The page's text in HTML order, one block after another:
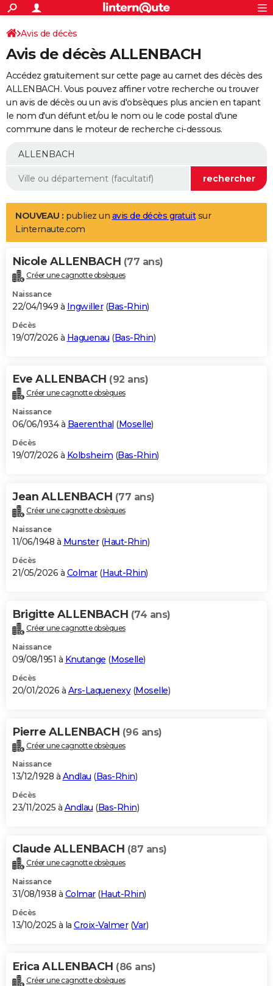
ACTUALITÉS
Politique
Société
Faits Divers
Education
Monde
Villes
+
SPORT
Coupe du monde 2026
Football
Tennis
Cyclisme
Rugby
Forum
Programme TV
TNT
Streaming
Cinéma
Sorties cinéma
Musique
+
FINANCE
Impôts
Immobilier
Risques naturels par ville
Banque
Assurance
Crédit
AUTO
Essais
Réserver un essai
Citadines
Berlines
SUV
Forum auto
+
Mobiles
Meilleur smartphone
Internet
Ordinateurs
Jeux vidéo
Guide high-tech
Aménagement intérieur
LIFESTYLE
Art de vivre
Bien-être
Loisirs
Mode
Modes de vie
Alimentation
Guide de la santé
Maladies
Médicaments
Sommeil
VOYAGE
Destinations
City break
Voyage nature
Voyage de noces
Forum
Climat
+PHOTO
GUIDES D'ACHAT
BONS PLANS
Carte de Noël
Carte Bonne année
Carte Saint-Valentin
Carte Pâques
Carte d'anniversaire
DICTIONNAIRE
Dictionnaire
Biographies
Citations
Expressions
Proverbes
PROGRAMME TV
S'inscrire
Se connecter
Lycées
Collèges
Primaires
Universités
Entreprises
Service militaire
Avis de recherche
AVIS DE DÉCÈS
Bricolage
Lifestyle
Culture
Sport
Auto
Television
Voyage
Cinema
Avis de décès
Avis de décès ALLENBACH
Accédez gratuitement sur cette page au carnet des décès des
ALLENBACH. Vous pouvez affiner votre recherche ou trouver
un avis de décès ou un avis d'obsèques plus ancien en tapant
le nom d'un défunt et/ou le nom ou le code postal d'une
commune dans le moteur de recherche ci-dessous.
NOUVEAU : publiez un avis de décès gratuitsur
Linternaute.com
Nicole ALLENBACH (77 ans)
Créer une cagnotte obsèques
Naissance
22/04/1949 à Ingwiller(Bas-Rhin)
Décès
19/07/2026 à Haguenau (Bas-Rhin)
Eve ALLENBACH (92 ans)
Créer une cagnotte obsèques
Naissance
06/06/1934 à Baerenthal (Moselle)
Décès
19/07/2026 à Kolbsheim (Bas-Rhin)
Jean ALLENBACH (77 ans)
Créer une cagnotte obsèques
Naissance
11/06/1948 à Munster(Haut-Rhin)
Décès
21/05/2026 à Colmar(Haut-Rhin)
Brigitte ALLENBACH (74 ans)
Créer une cagnotte obsèques
Naissance
09/08/1951 à Knutange (Moselle)
Décès
20/01/2026 à Ars-Laquenexy(Moselle)
Pierre ALLENBACH (96 ans)
Créer une cagnotte obsèques
Naissance
13/12/1928 à Andlau (Bas-Rhin)
Décès
23/11/2025 à Andlau (Bas-Rhin)
Claude ALLENBACH (87 ans)
Créer une cagnotte obsèques
Naissance
31/08/1938 à Colmar(Haut-Rhin)
Décès
13/10/2025 à la Croix-Valmer(Var)
Erica ALLENBACH (86 ans)
Créer une cagnotte obsèques